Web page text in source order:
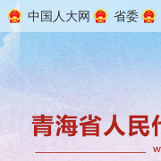
中国人大网 省委